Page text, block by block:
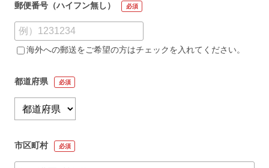
郵便番号（ハイフン無し） 必須
海外への郵送をご希望の方はチェックを入れてください。
都道府県 必須
市区町村 必須